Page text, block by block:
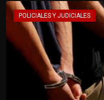
POLICIALES Y JUDICIALES